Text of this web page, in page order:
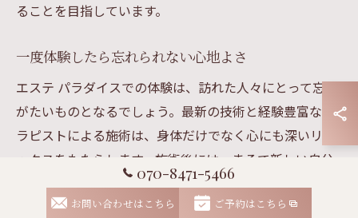
ることを目指しています。
一度体験したら忘れられない心地よさ
エステ パラダイスでの体験は、訪れた人々にとって忘れ
がたいものとなるでしょう。最新の技術と経験豊富なセ
ラピストによる施術は、身体だけでなく心にも深いリラ
ックスをもたらします。施術後には、まるで新しい自分
に出会ったかのような感覚を味わえるはずです。特に、
ストレス社会で疲れた心身を癒すための工夫が施されて
070-8471-5466
お問い合わせはこちら ご予約はこちら